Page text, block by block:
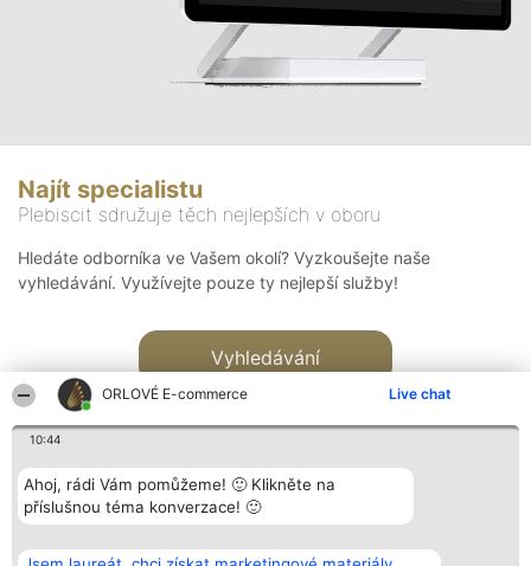
ORLOVÉ E-commerce Live chat
10:44
Ahoj, rádi Vám pomůžeme! 🙂 Klikněte na
příslušnou téma konverzace! 🙂
Najít specialistu
Plebiscit sdružuje těch nejlepších v oboru
Hledáte odborníka ve Vašem okolí? Vyzkoušejte naše
vyhledávání. Využívejte pouze ty nejlepší služby!
Vyhledávání
Bright Side Solutions sp. z o.
Vítězové
Kontakt